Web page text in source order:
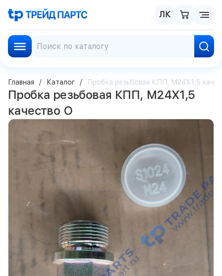
ЛК
Главная Каталог Пробка резьбовая КПП, M24X1,5
Пробка резьбовая КПП, M24X1,5
качество О